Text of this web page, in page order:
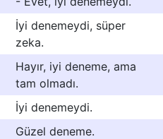
İyi denemeydi, süper
zeka.
Hayır, iyi deneme, ama
tam olmadı.
İyi denemeydi.
Güzel deneme.